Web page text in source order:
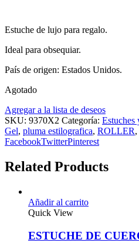
Estuche de lujo para regalo.
Ideal para obsequiar.
País de origen: Estados Unidos.
Agotado
Agregar a la lista de deseos
SKU: 9370X2 Categoría: Estuches
Gel, pluma estilografica, ROLLER,
FacebookTwitterPinterest
Related Products
Añadir al carrito
Quick View
ESTUCHE DE